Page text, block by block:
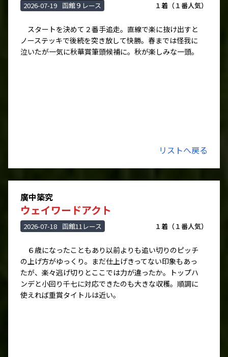
2026-07-19 函館９レース １着（１番人気）
スタートを決めて２番手追走。直線で楽に抜け出すと
ノーステッキで後続を突き放して快勝。春までは怪我に
泣いたが一気に秋華賞筆頭候補に。秋が楽しみな一頭。
リストへ戻る
廣中築究
ウェイワードアクト
2026-07-18 函館11レース １着（１番人気）
６歳になったこともあり以前よりも追い切りのピッチ
の上げ方がゆっくり。まだ仕上げきってない印象もあっ
たが、楽々逃げ切りとここでは力が違ったか。トップハ
ンデと小回り千七に対応できたのも大きな収穫。順調に
使えれば重賞タイトルは近い。